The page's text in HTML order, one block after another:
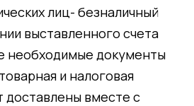
лиц- безналичный
выставленного счета
необходимые документы
и налоговая
доставлены вместе с